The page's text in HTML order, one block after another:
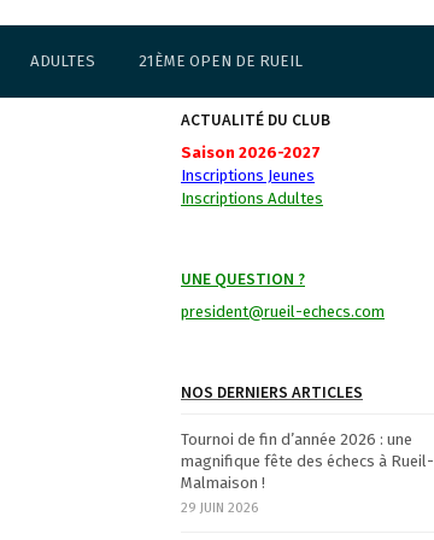
ADULTES 21ÈME OPEN DE RUEIL
ACTUALITÉ DU CLUB
Saison 2026-2027
Inscriptions Jeunes
Inscriptions Adultes
UNE QUESTION ?
president@rueil-echecs.com
NOS DERNIERS ARTICLES
Tournoi de fin d’année 2026 : une
magnifique fête des échecs à Rueil-
Malmaison !
29 JUIN 2026